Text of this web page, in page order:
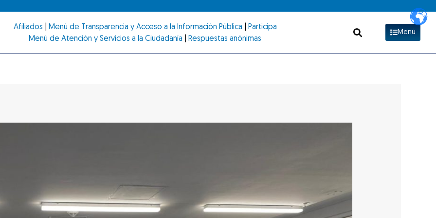
Afiliados Menú de Transparencia y Acceso a la Información Pública
Participa
Menú de Atención y Servicios a la Ciudadanía
Respuestas anónimas
Menú